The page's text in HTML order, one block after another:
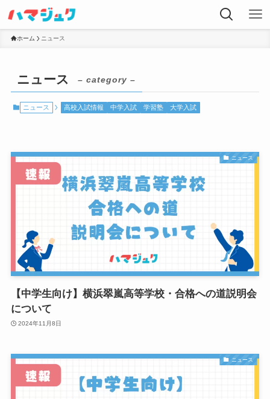
ホーム ニュース
ニュース – category –
ニュース 高校入試情報 中学入試 学習塾 大学入試
ニュース
【中学生向け】横浜翠嵐高等学校・合格への道説明会
について
2024年11月8日
ニュース